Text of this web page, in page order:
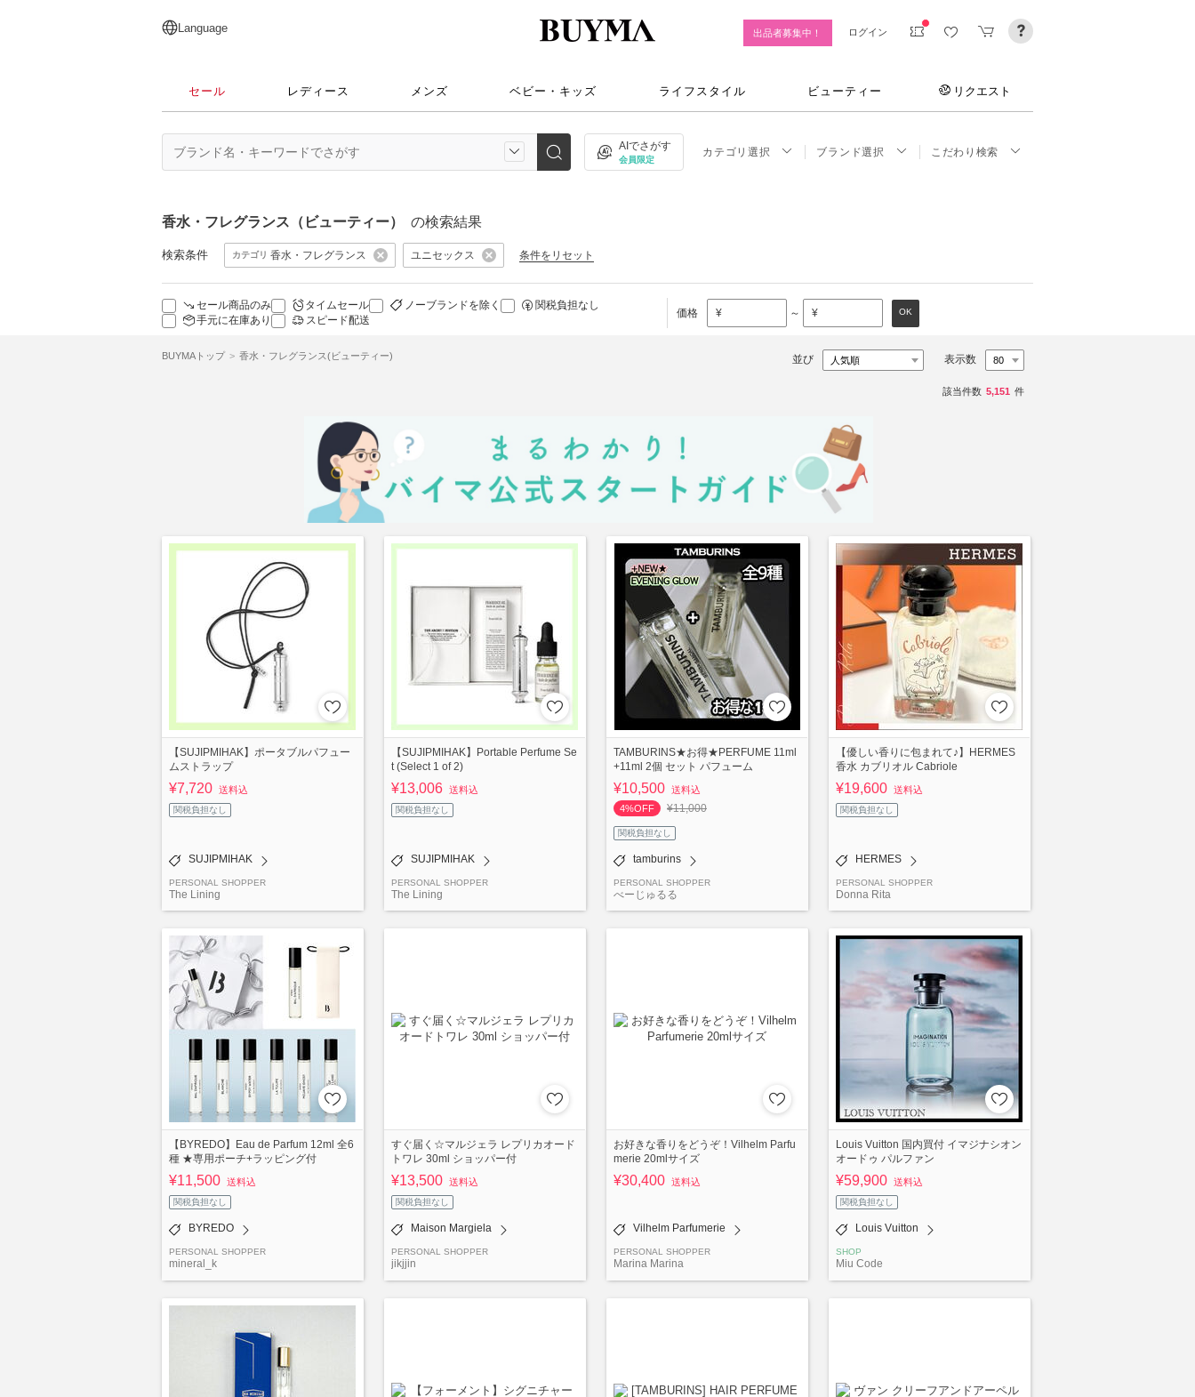
日本語
English
简体中文
繁體中文
Language 出品者募集中！ ログイン
セール レディース メンズ ベビー・キッズ ライフスタイル ビューティー リクエスト
AIでさがす
会員限定
カテゴリ選択 ブランド選択 こだわり検索
香水・フレグランス（ビューティー） の検索結果
検索条件 カテゴリ 香水・フレグランス ユニセックス 条件をリセット
セール商品のみ タイムセール ノーブランドを除く
関税負担なし
手元に在庫あり
スピード配送
価格 ¥ ～ ¥ OK
BUYMAトップ 香水・フレグランス(ビューティー) 並び 表示数
該当件数 5,151 件
【SUJIPMIHAK】ポータブルパフュー
ムストラップ
¥7,720 送料込
関税負担なし
SUJIPMIHAK
PERSONAL SHOPPER
The Lining
【SUJIPMIHAK】Portable Perfume Se
t (Select 1 of 2)
¥13,006 送料込
関税負担なし
SUJIPMIHAK
PERSONAL SHOPPER
The Lining
TAMBURINS★お得★PERFUME 11ml
+11ml 2個 セット パフューム
¥10,500 送料込
4%OFF
¥11,000
関税負担なし
tamburins
PERSONAL SHOPPER
べーじゅるる
【優しい香りに包まれて♪】HERMES
香水 カブリオル Cabriole
¥19,600 送料込
関税負担なし
HERMES
PERSONAL SHOPPER
Donna Rita
【BYREDO】Eau de Parfum 12ml 全6
種 ★専用ポーチ+ラッピング付
¥11,500 送料込
関税負担なし
BYREDO
PERSONAL SHOPPER
mineral_k
すぐ届く☆マルジェラ レプリカオード
トワレ 30ml ショッパー付
¥13,500 送料込
関税負担なし
Maison Margiela
PERSONAL SHOPPER
jikjjin
お好きな香りをどうぞ！Vilhelm Parfu
merie 20mlサイズ
¥30,400 送料込
Vilhelm Parfumerie
PERSONAL SHOPPER
Marina Marina
Louis Vuitton 国内買付 イマジナシオン
オードゥ パルファン
¥59,900 送料込
関税負担なし
Louis Vuitton
SHOP
Miu Code